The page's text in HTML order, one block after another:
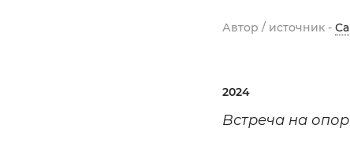
Автор / источник -
2024
Встреча на